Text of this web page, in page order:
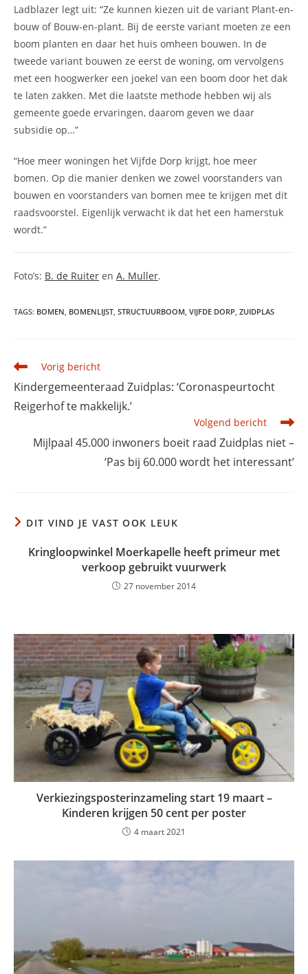
Ladblazer legt uit: “Ze kunnen kiezen uit de variant Plant-en-
bouw of Bouw-en-plant. Bij de eerste variant moeten ze een
boom planten en daar het huis omheen bouwen. In de
tweede variant bouwen ze eerst de woning, om vervolgens
met een hoogwerker een joekel van een boom door het dak
te laten zakken. Met die laatste methode hebben wij als
gemeente goede ervaringen, daarom geven we daar
subsidie op…”
“Hoe meer woningen het Vijfde Dorp krijgt, hoe meer
bomen. Op die manier denken we zowel voorstanders van
bouwen en voorstanders van bomen mee te krijgen met dit
raadsvoorstel. Eigenlijk verwacht ik dat het een hamerstuk
wordt.”
Foto’s: B. de Ruiter en A. Muller.
TAGS: BOMEN, BOMENLIJST, STRUCTUURBOOM, VIJFDE DORP, ZUIDPLAS
Lees
meer
artikelen
Vorig bericht
Kindergemeenteraad Zuidplas: ‘Coronaspeurtocht
Reigerhof te makkelijk.’
Volgend bericht
Mijlpaal 45.000 inwoners boeit raad Zuidplas niet –
‘Pas bij 60.000 wordt het interessant’
DIT VIND JE VAST OOK LEUK
Kringloopwinkel Moerkapelle heeft primeur met
verkoop gebruikt vuurwerk
27 november 2014
Verkiezingsposterinzameling start 19 maart –
Kinderen krijgen 50 cent per poster
4 maart 2021